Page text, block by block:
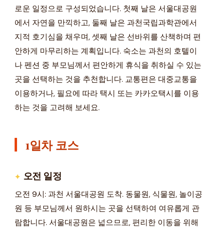
로운 일정으로 구성되었습니다. 첫째 날은 서울대공원
에서 자연을 만끽하고, 둘째 날은 과천국립과학관에서
지적 호기심을 채우며, 셋째 날은 선바위를 산책하며 편
안하게 마무리하는 계획입니다. 숙소는 과천의 호텔이
나 펜션 중 부모님께서 편안하게 휴식을 취하실 수 있는
곳을 선택하는 것을 추천합니다. 교통편은 대중교통을
이용하거나, 필요에 따라 택시 또는 카카오택시를 이용
하는 것을 고려해 보세요.
1일차 코스
오전 일정
오전 9시: 과천 서울대공원 도착. 동물원, 식물원, 놀이공
원 등 부모님께서 원하시는 곳을 선택하여 여유롭게 관
람합니다. 서울대공원은 넓으므로, 편리한 이동을 위해